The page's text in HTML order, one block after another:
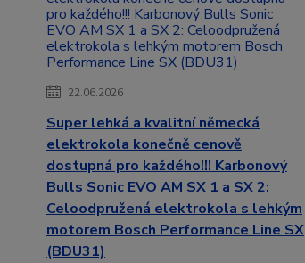
22.06.2026
Super lehká a kvalitní německá
elektrokola konečně cenově
dostupná pro každého!!! Karbonový
Bulls Sonic EVO AM SX 1 a SX 2:
Celoodpružená elektrokola s lehkým
motorem Bosch Performance Line SX
(BDU31)